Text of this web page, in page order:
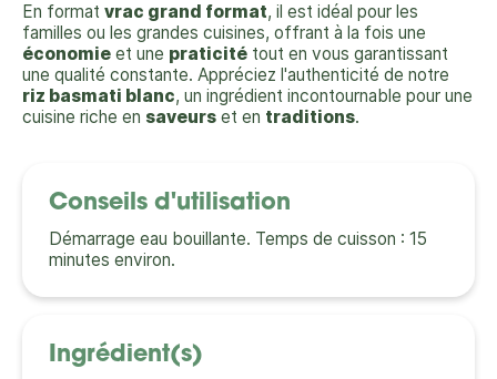
En format vrac grand format, il est idéal pour les
familles ou les grandes cuisines, offrant à la fois une
économie et une praticité tout en vous garantissant
une qualité constante. Appréciez l'authenticité de notre
riz basmati blanc, un ingrédient incontournable pour une
cuisine riche en saveurs et en traditions.
Conseils d'utilisation
Démarrage eau bouillante. Temps de cuisson : 15
minutes environ.
Ingrédient(s)